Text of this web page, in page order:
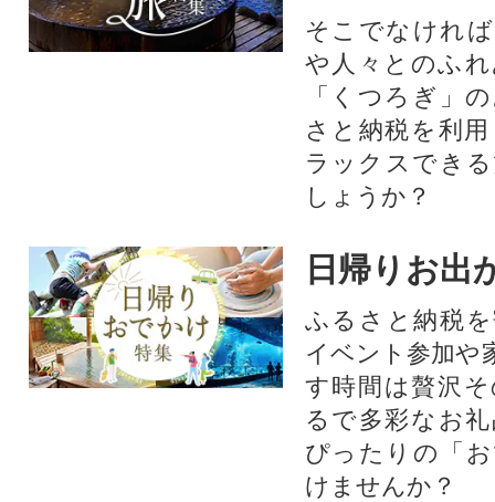
そこでなけれ
や人々とのふ
「くつろぎ」
さと納税を利
ラックスでき
しょうか？
日帰りお出
ふるさと納税
イベント参加や
す時間は贅沢
るで多彩なお
ぴったりの「
けませんか？